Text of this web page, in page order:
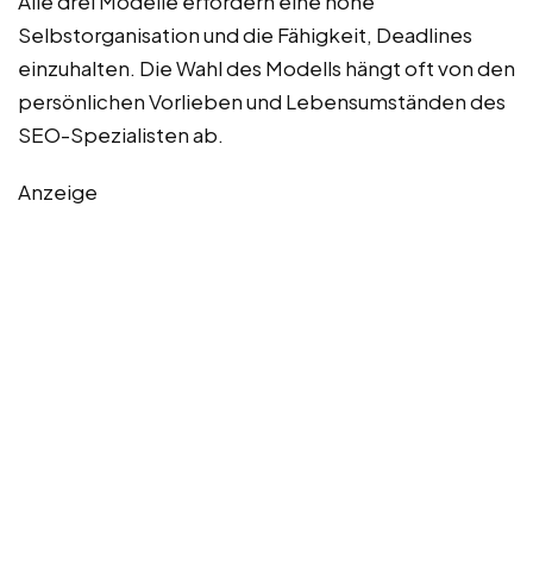
Selbstorganisation und die Fähigkeit, Deadlines
einzuhalten. Die Wahl des Modells hängt oft von den
persönlichen Vorlieben und Lebensumständen des
SEO-Spezialisten ab.
Anzeige